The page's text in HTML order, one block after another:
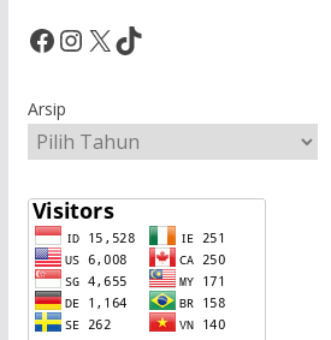
Facebook InstagramX TikTok
Arsip